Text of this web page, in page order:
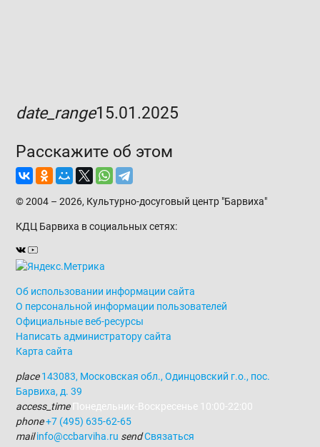
date_range15.01.2025
Расскажите об этом
© 2004 – 2026, Культурно-досуговый центр "Барвиха"
КДЦ Барвиха в социальных сетях:
Об использовании информации сайта
О персональной информации пользователей
Официальные веб-ресурсы
Написать администратору сайта
Карта сайта
place 143083, Московская обл., Одинцовский г.о., пос.
Барвиха, д. 39
access_time Понедельник-Воскресенье 10:00-22:00
phone+7 (495) 635-62-65
mail info@ccbarviha.ru sendСвязаться